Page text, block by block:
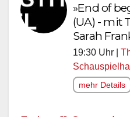
»End of
(UA) - mit
Sarah
19:30 Uhr |
mehr Details